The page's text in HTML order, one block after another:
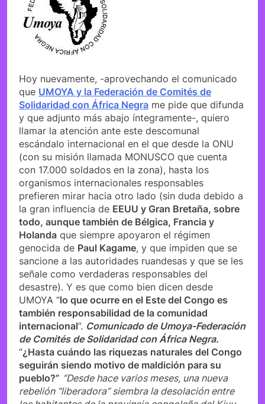
Hoy nuevamente, -aprovechando el comunicado
que UMOYA y la Federación de Comités de
Solidaridad con África Negra me pide que difunda
y que adjunto más abajo íntegramente-, quiero
llamar la atención ante este descomunal
escándalo internacional en el que desde la ONU
(con su misión llamada MONUSCO que cuenta
con 17.000 soldados en la zona), hasta los
organismos internacionales responsables
prefieren mirar hacia otro lado (sin duda debido a
la gran influencia de EEUU y Gran Bretaña, sobre
todo, aunque también de Bélgica, Francia y
Holanda que siempre apoyaron el régimen
genocida de Paul Kagame, y que impiden que se
sancione a las autoridades ruandesas y que se les
señale como verdaderas responsables del
desastre). Y es que como bien dicen desde
UMOYA “lo que ocurre en el Este del Congo es
también responsabilidad de la comunidad
internacional”. Comunicado de Umoya-Federación
de Comités de Solidaridad con África Negra.
“¿Hasta cuándo las riquezas naturales del Congo
seguirán siendo motivo de maldición para su
pueblo?” “Desde hace varios meses, una nueva
rebelión “liberadora” siembra la desolación entre